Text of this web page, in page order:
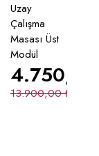
Uzay
Çalışma
Masası Üst
Modül
13.900,00₺
4.750,00